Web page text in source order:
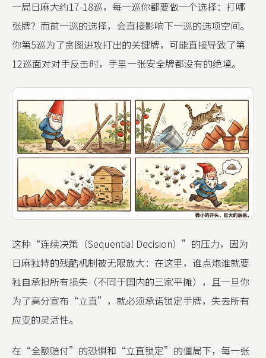
一局日麻大约17-18巡，每一巡你都要做一个选择：打哪
张牌？而前一巡的选择，会直接影响下一巡的选项空间。
你第5巡为了贪图进攻打出的关键牌，可能直接导致了第
12巡面对对手反击时，手里一张安全牌都没有的绝境。
这种“连续决策（Sequential Decision）”的压力，因为
日麻独特的残酷机制被无限放大：在这里，谁点炮谁就要
独自承担所有损失（不同于国内的三家平摊），且一旦你
为了高分宣布“立直”，就必须承诺锁定手牌，失去所有
应变的灵活性。
在“全额赔付”的恐惧和“立直锁定”的僵局下，每一张